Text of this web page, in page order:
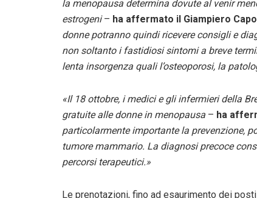
la menopausa determina dovute al venir
estrogeni– ha affermato il Giampiero
donne potranno quindi ricevere consigli e
non soltanto i fastidiosi sintomi a breve
lenta insorgenza quali l’osteoporosi, la
«Il 18 ottobre, i medici e gli infermieri della
gratuite alle donne in menopausa – ha
particolarmente importante la prevenzione,
tumore mammario. La diagnosi precoce
percorsi terapeutici.»
Le prenotazioni, fino ad esaurimento dei